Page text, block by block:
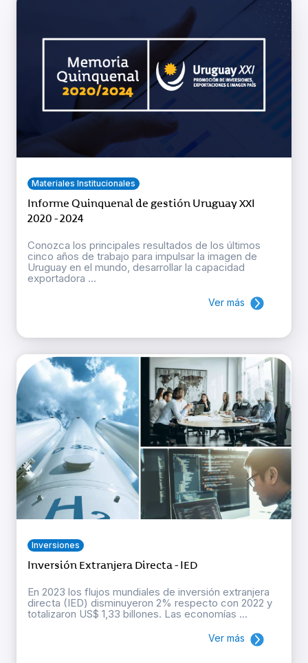
Materiales Institucionales
Informe Quinquenal de gestión Uruguay XXI
2020 - 2024
Conozca los principales resultados de los últimos
cinco años de trabajo para impulsar la imagen de
Uruguay en el mundo, desarrollar la capacidad
exportadora ...
Ver más
Inversiones
Inversión Extranjera Directa - IED
En 2023 los flujos mundiales de inversión extranjera
directa (IED) disminuyeron 2% respecto con 2022 y
totalizaron US$ 1,33 billones. Las economías ...
Ver más